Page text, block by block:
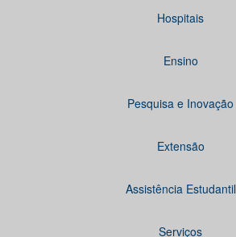
Hospitais
Ensino
Pesquisa e Inovação
Extensão
Assistência Estudantil
Serviços